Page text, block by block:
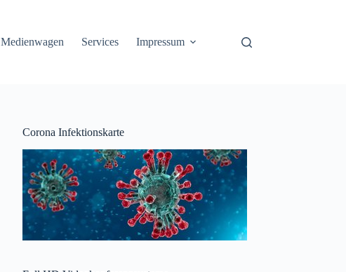
Medienwagen Services Impressum
Corona Infektionskarte